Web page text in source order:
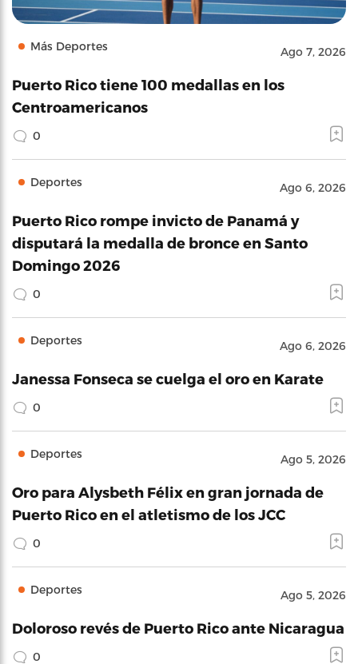
Más Deportes Ago 7, 2026
Puerto Rico tiene 100 medallas en los
Centroamericanos
0
Deportes Ago 6, 2026
Puerto Rico rompe invicto de Panamá y
disputará la medalla de bronce en Santo
Domingo 2026
0
Deportes Ago 6, 2026
Janessa Fonseca se cuelga el oro en Karate
0
Deportes Ago 5, 2026
Oro para Alysbeth Félix en gran jornada de
Puerto Rico en el atletismo de los JCC
0
Deportes Ago 5, 2026
Doloroso revés de Puerto Rico ante Nicaragua
0